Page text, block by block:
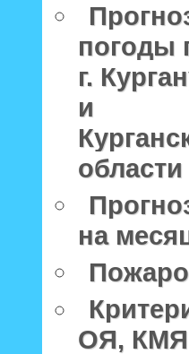
погоды
г.
и
области
на
ОЯ, КМЯ